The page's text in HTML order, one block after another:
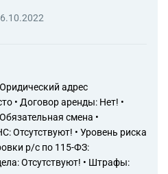
адрес
• Договор аренды: Нет! •
смена •
Отсутствуют! • Уровень риска
р/с по 115-ФЗ:
Отсутствуют! • Штрафы: